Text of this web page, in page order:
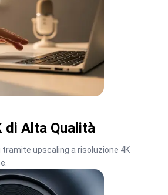
di Alta Qualità
tramite upscaling a risoluzione 4K